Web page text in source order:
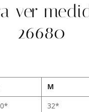
ver
26680
M
32*